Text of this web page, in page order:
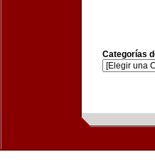
Categorías